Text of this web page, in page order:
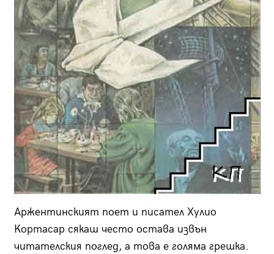
Аржентинският поет и писател Хулио
Кортасар сякаш често остава извън
читателския поглед, а това е голяма грешка.